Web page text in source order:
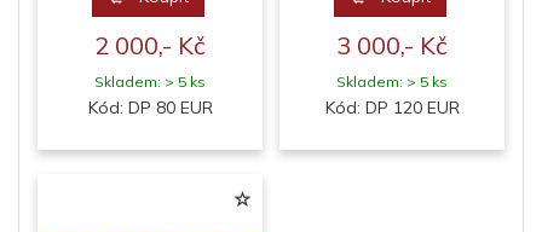
2 000,- Kč
Skladem: > 5 ks
Kód: DP 80 EUR
3 000,- Kč
Skladem: > 5 ks
Kód: DP 120 EUR